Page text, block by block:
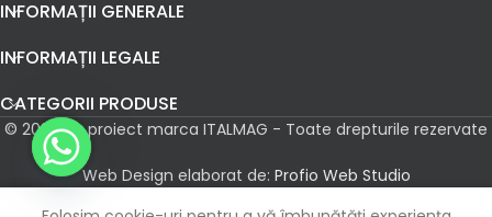
INFORMAȚII GENERALE
INFORMAȚII LEGALE
CATEGORII PRODUSE
© 2026 Un proiect marca ITALMAG - Toate drepturile rezervate
Web Design elaborat de: Profio Web Studio